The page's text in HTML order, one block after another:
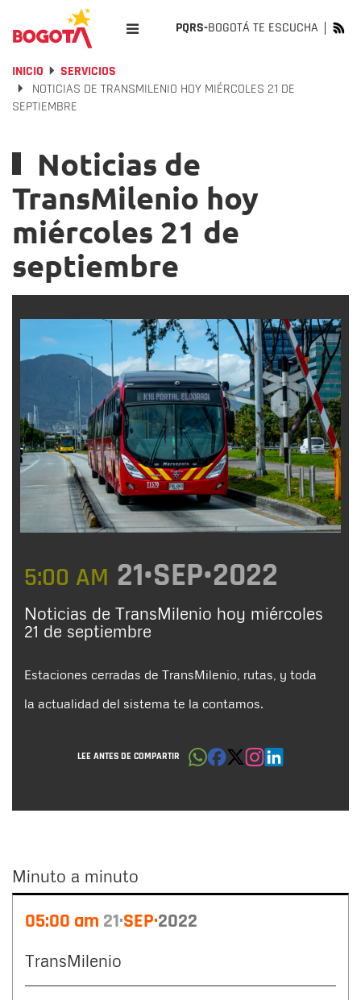
PQRS-BOGOTÁ TE ESCUCHA
INICIO
SERVICIOS
NOTICIAS DE TRANSMILENIO HOY MIÉRCOLES 21 DE
SEPTIEMBRE
Noticias de
TransMilenio hoy
miércoles 21 de
septiembre
5:00 AM 21•SEP•2022
Noticias de TransMilenio hoy miércoles
21 de septiembre
Estaciones cerradas de TransMilenio, rutas, y toda
la actualidad del sistema te la contamos.
LEE ANTES DE COMPARTIR
Minuto a minuto
05:00 am 21 SEP 2022
TransMilenio